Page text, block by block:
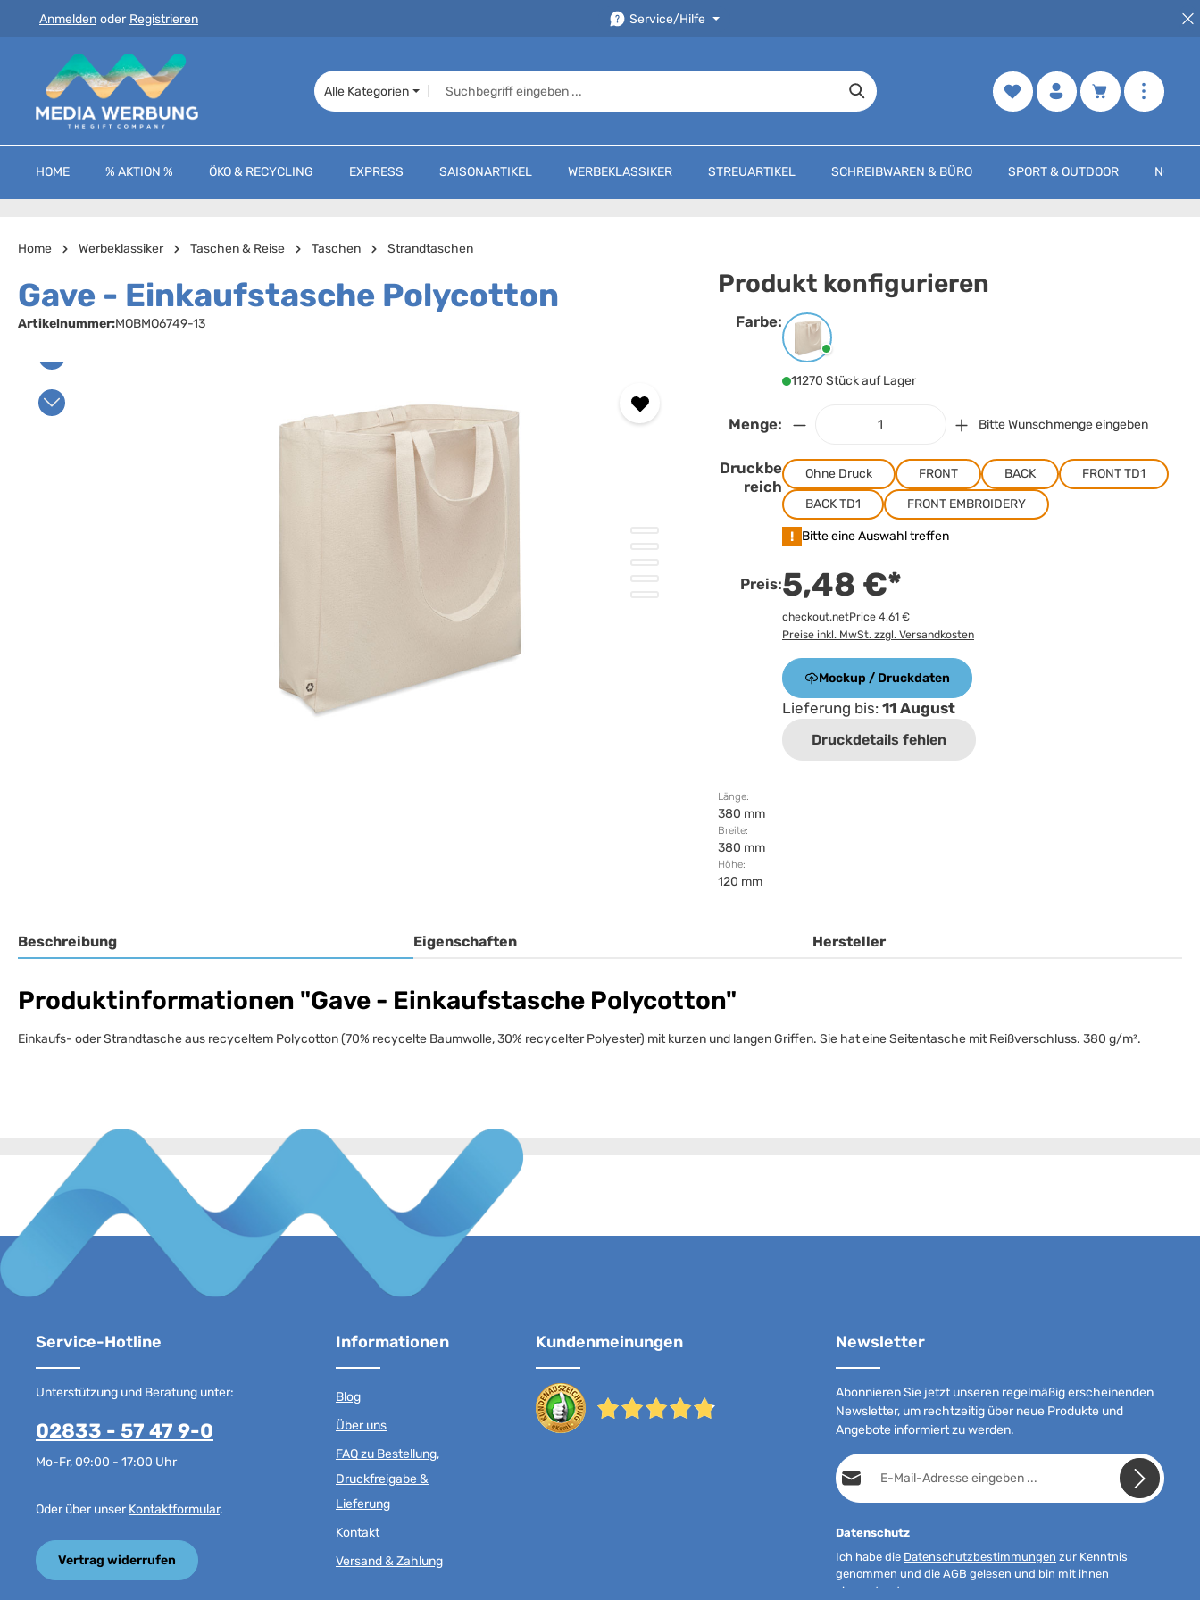
Hauptinhalt springen
Zur Suche springen
Zur Hauptnavigation springen
Anmelden oder Registrieren Service/Hilfe
Alle Kategorien
Merkzettel Warenkorb
HOME % AKTION % ÖKO & RECYCLING EXPRESS SAISONARTIKEL WERBEKLASSIKER STREUARTIKEL SCHREIBWAREN & BÜRO SPORT & OUTDOOR NOCH
Home Werbeklassiker Taschen & Reise Taschen Strandtaschen
Gave - Einkaufstasche Polycotton
Artikelnummer:MOBMO6749-13
Bildergalerie überspringen
Produkt konfigurieren
Farbe:Farbe
Beige
11270 Stück auf Lager
Menge: Bitte Wunschmenge eingeben
Druckbe
reich
Ohne Druck FRONT BACK
FRONT TD1
BACK TD1
FRONT EMBROIDERY
! Bitte eine Auswahl treffen
Preis:5,48 €*
checkout.netPrice 4,61 €
Preise inkl. MwSt. zzgl. Versandkosten
Mockup / Druckdaten
Lieferung bis: 11 August
Druckdetails fehlen
Länge:
380 mm
Breite:
380 mm
Höhe:
120 mm
Beschreibung Eigenschaften Hersteller
Produktinformationen "Gave - Einkaufstasche Polycotton"
Einkaufs- oder Strandtasche aus recyceltem Polycotton (70% recycelte Baumwolle, 30% recycelter Polyester) mit kurzen und langen Griffen. Sie hat eine Seitentasche mit Reißverschluss. 380 g/m².
Service-Hotline
Unterstützung und Beratung unter:
02833 - 57 47 9-0
Mo-Fr, 09:00 - 17:00 Uhr
Oder über unserKontaktformular.
Vertrag widerrufen
Informationen
Blog
Über uns
FAQ zu Bestellung,
Druckfreigabe &
Lieferung
Kontakt
Versand & Zahlung
Kundenmeinungen Newsletter
Abonnieren Sie jetzt unseren regelmäßig erscheinenden
Newsletter, um rechtzeitig über neue Produkte und
Angebote informiert zu werden.
E-Mail-Adresse*
Datenschutz
Ich habe die Datenschutzbestimmungen zur Kenntnis
genommen und die AGB gelesen und bin mit ihnen
einverstanden.